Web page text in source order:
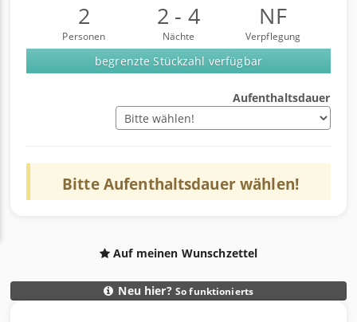
2
Personen
2 - 4
Nächte
NF
Verpflegung
begrenzte Stückzahl verfügbar
Aufenthaltsdauer
BitteAufenthaltsdauerwählen!
Auf meinen Wunschzettel
Neu hier? So funktionierts